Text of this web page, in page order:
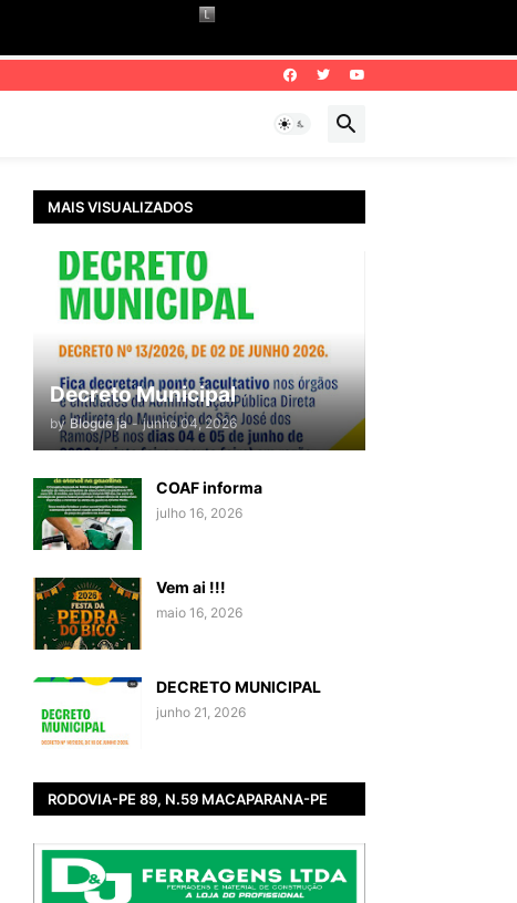
MAIS VISUALIZADOS
Decreto Municipal
by Blogue ja - junho 04, 2026
COAF informa
julho 16, 2026
Vem ai !!!
maio 16, 2026
DECRETO MUNICIPAL
junho 21, 2026
RODOVIA-PE 89, N.59 MACAPARANA-PE